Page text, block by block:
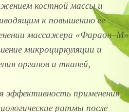
костной массы и
к повышению ее
массажера «Фараон–М»
микроциркуляции и
органов и тканей,
эффективность применения
ритмы после